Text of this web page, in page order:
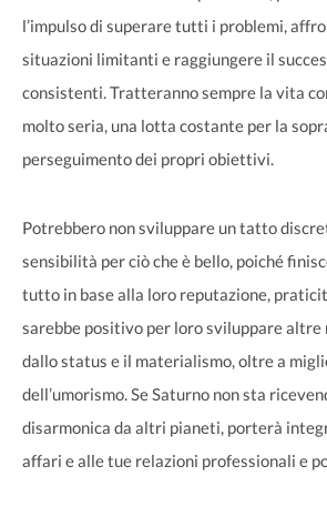
l’impulso di superare tutti i problemi,
situazioni limitanti e raggiungere il
consistenti. Tratteranno sempre la vita
molto seria, una lotta costante per la
perseguimento dei propri obiettivi.
Potrebbero non sviluppare un tatto
sensibilità per ciò che è bello, poiché
tutto in base alla loro reputazione,
sarebbe positivo per loro sviluppare altre
dallo status e il materialismo, oltre a
dell’umorismo. Se Saturno non sta
disarmonica da altri pianeti, porterà
affari e alle tue relazioni professionali e